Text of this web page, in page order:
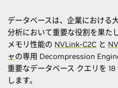
データベースは、企業における
分析において重要な役割を果た
メモリ性能の NVLink-C2C と
ャの専用 Decompression
重要なデータベース クエリを
します。